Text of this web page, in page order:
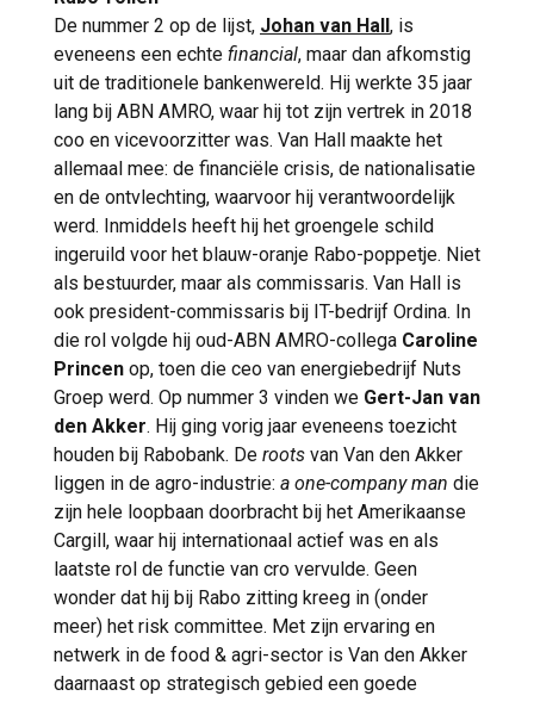
De nummer 2 op de lijst, Johan van Hall, is
eveneens een echte financial, maar dan afkomstig
uit de traditionele bankenwereld. Hij werkte 35 jaar
lang bij ABN AMRO, waar hij tot zijn vertrek in 2018
coo en vicevoorzitter was. Van Hall maakte het
allemaal mee: de financiële crisis, de nationalisatie
en de ontvlechting, waarvoor hij verantwoordelijk
werd. Inmiddels heeft hij het groengele schild
ingeruild voor het blauw-oranje Rabo-poppetje. Niet
als bestuurder, maar als commissaris. Van Hall is
ook president-commissaris bij IT-bedrijf Ordina. In
die rol volgde hij oud-ABN AMRO-collega Caroline
Princen op, toen die ceo van energiebedrijf Nuts
Groep werd. Op nummer 3 vinden we Gert-Jan van
den Akker. Hij ging vorig jaar eveneens toezicht
houden bij Rabobank. De roots van Van den Akker
liggen in de agro-industrie: a one-company man die
zijn hele loopbaan doorbracht bij het Amerikaanse
Cargill, waar hij internationaal actief was en als
laatste rol de functie van cro vervulde. Geen
wonder dat hij bij Rabo zitting kreeg in (onder
meer) het risk committee. Met zijn ervaring en
netwerk in de food & agri-sector is Van den Akker
daarnaast op strategisch gebied een goede